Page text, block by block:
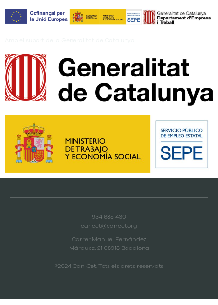
®2024 Can Cet. Tots els drets reservats
Carrer Manuel Fernández
Márquez, 21 08918 Badalona
934 685 430
cancet@cancet.org